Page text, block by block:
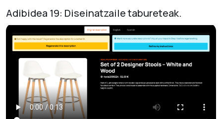
Adibidea 19: Diseinatzaile tabureteak.